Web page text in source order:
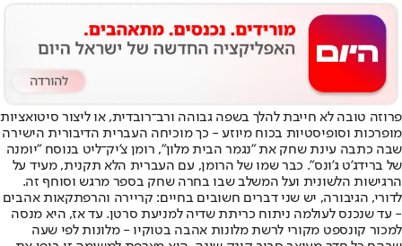
פרוזה טובה לא חייבת להלך בשפה גבוהה ורב־רובדית, או ליצור סיטואציות
מופרכות וסופיסטיות בכוח מיוזע - כך מוכיחה העברית הדיבורית הישירה
שבה כתבה עינת שחק את "נגמר הבית מלון", רומן צ'יק־ליט בנוסח "יומנה
של ברידג'ט ג'ונס". כבר שמו של הרומן, עם העברית הלא תקנית, מעיד על
הרגישות הלשונית ועל המשלב שבו בחרה שחק בספר מרגש וסוחף זה.
לדורי, הגיבורה, יש שני דברים חשובים בחיים: קריירה והרפתקאות אהבים
- עד שנכנס לעולמה ניתוח כריתת שדיה למניעת סרטן. עד אז, היא מנסה
למכור קונספט מקורי לרשת מלונות אהבה בטוקיו - מלונות לפי שעה